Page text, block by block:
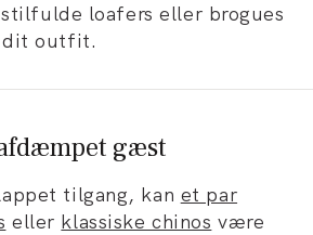
loafers eller brogues
outfit.
gæst
tilgang, kan et par
eller klassiske chinos være